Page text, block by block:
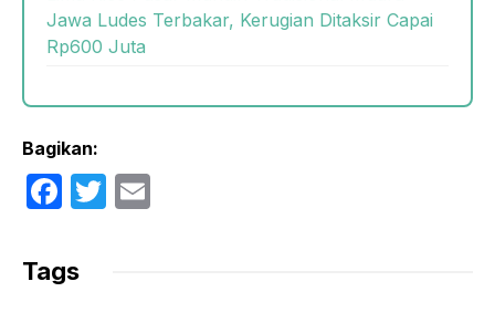
Jawa Ludes Terbakar, Kerugian Ditaksir Capai
Rp600 Juta
Bagikan:
F
c
e
T
Tags